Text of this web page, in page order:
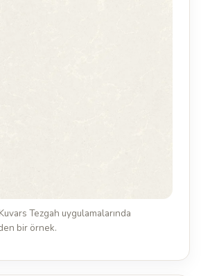
Kuvars Tezgah uygulamalarında
bir örnek.